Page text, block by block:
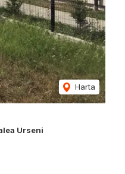
Harta
Urseni